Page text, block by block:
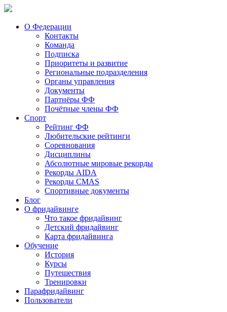
О Федерации
Контакты
Команда
Подписка
Приоритеты и развитие
Региональные подразделения
Органы управления
Документы
Партнёры ФФ
Почётные члены ФФ
Спорт
Рейтинг ФФ
Любительские рейтинги
Соревнования
Дисциплины
Абсолютные мировые рекорды
Рекорды AIDA
Рекорды CMAS
Спортивные документы
Блог
О фридайвинге
Что такое фридайвинг
Детский фридайвинг
Карта фридайвинга
Обучение
История
Курсы
Путешествия
Тренировки
Парафридайвинг
Пользователи